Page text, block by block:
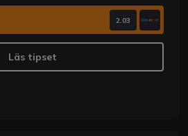
2.03
Läs tipset